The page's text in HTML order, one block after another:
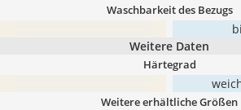
Waschbarkeit des Bezugs
Weitere Daten
Härtegrad
Weitere erhältliche Größen